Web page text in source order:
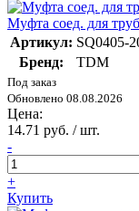
Муфта соед. для
Артикул: SQ0405-
Бренд:
TDM
Под заказ
Обновлено 08.08.2026
Цена:
14.71 руб. / шт.
-
+
Купить